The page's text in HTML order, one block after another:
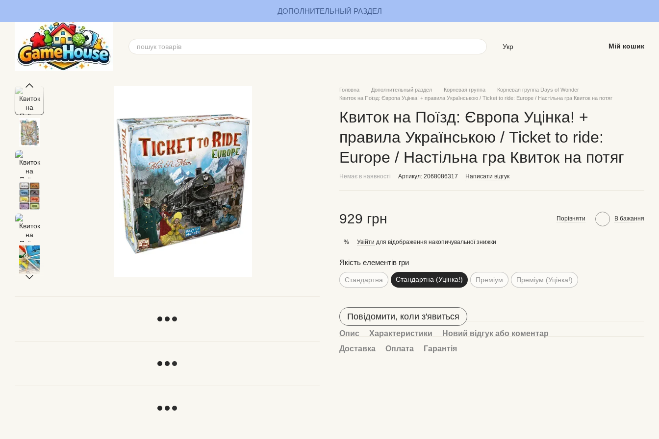
ДОПОЛНИТЕЛЬНЫЙ РАЗДЕЛ
Укр Мій кошик
Головна Дополнительный раздел Корневая группа
Корневая группа Days of Wonder
Квиток на Поїзд: Європа Уцінка! + правила Українською / Ticket to ride: Europe / Настільна гра Квиток на потяг
Квиток на Поїзд: Європа Уцінка! +
правила Українською / Ticket to ride:
Europe / Настільна гра Квиток на потяг
Немає в наявності Артикул: 2068086317 Написати відгук
929 грн Порівняти В бажання
% Увійти для відображення накопичувальної знижки
Якість елементів гри
Стандартна Стандартна (Уцінка!) Преміум Преміум (Уцінка!)
Повідомити, коли з'явиться
Опис Характеристики
Новий відгук або коментар
Доставка
Оплата Гарантія